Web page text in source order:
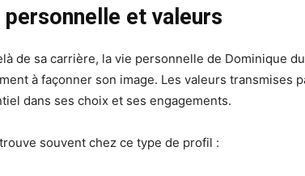
personnelle et valeurs
de sa carrière, la vie personnelle de Dominique
à façonner son image. Les valeurs transmises
dans ses choix et ses engagements.
souvent chez ce type de profil :